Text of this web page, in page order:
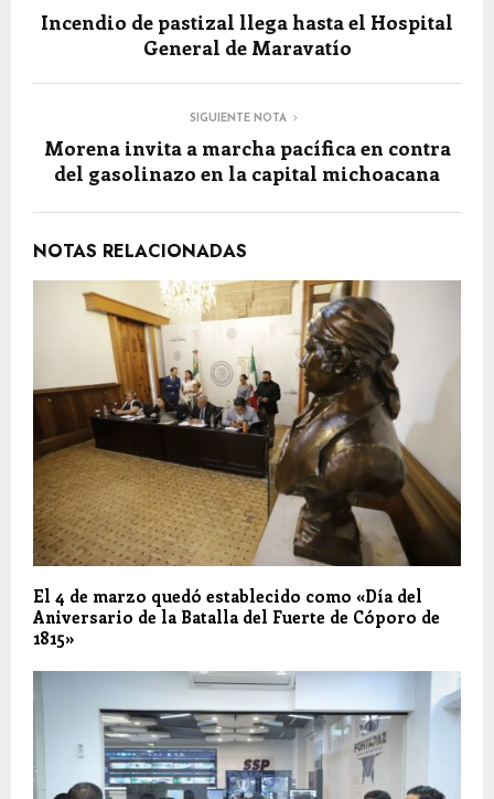
Incendio de pastizal llega hasta el Hospital
General de Maravatío
SIGUIENTE NOTA
Morena invita a marcha pacífica en contra
del gasolinazo en la capital michoacana
NOTAS RELACIONADAS
El 4 de marzo quedó establecido como «Día del
Aniversario de la Batalla del Fuerte de Cóporo de
1815»